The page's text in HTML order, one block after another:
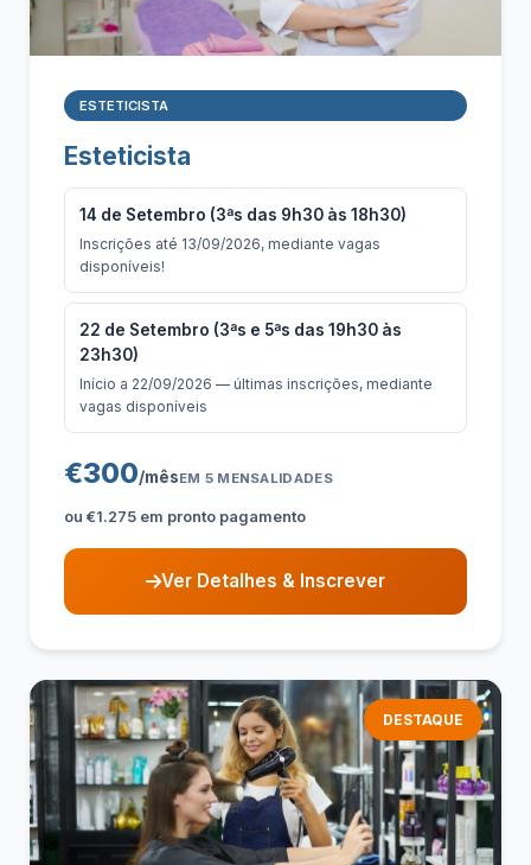
ESTETICISTA
Esteticista
14 de Setembro (3ªs das 9h30 às 18h30)
Inscrições até 13/09/2026, mediante vagas
disponíveis!
22 de Setembro (3ªs e 5ªs das 19h30 às
23h30)
Início a 22/09/2026 — últimas inscrições, mediante
vagas disponíveis
€300/mêsEM 5 MENSALIDADES
ou €1.275 em pronto pagamento
Ver Detalhes & Inscrever
DESTAQUE